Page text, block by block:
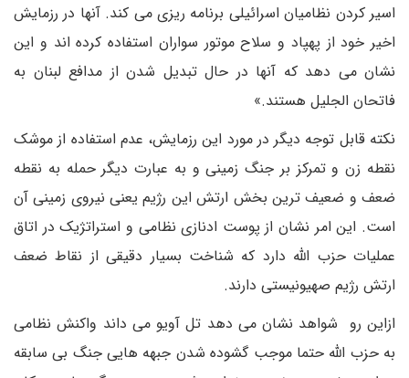
اسیر کردن نظامیان اسرائیلی برنامه ریزی می کند. آنها در رزمایش
اخیر خود از پهپاد و سلاح موتور سواران استفاده کرده اند و این
نشان می دهد که آنها در حال تبدیل شدن از مدافع لبنان به
فاتحان الجلیل هستند.»
نکته قابل توجه دیگر در مورد این رزمایش، عدم استفاده از موشک
نقطه زن و تمرکز بر جنگ زمینی و به عبارت دیگر حمله به نقطه
ضعف و ضعیف ترین بخش ارتش این رژیم یعنی نیروی زمینی آن
است. این امر نشان از پوست ادنازی نظامی و استراتژیک در اتاق
عملیات حزب الله دارد که شناخت بسیار دقیقی از نقاط ضعف
ارتش رژیم صهیونیستی دارند.
ازاین رو شواهد نشان می دهد تل آویو می داند واکنش نظامی
به حزب الله حتما موجب گشوده شدن جبهه هایی جنگ بی سابقه